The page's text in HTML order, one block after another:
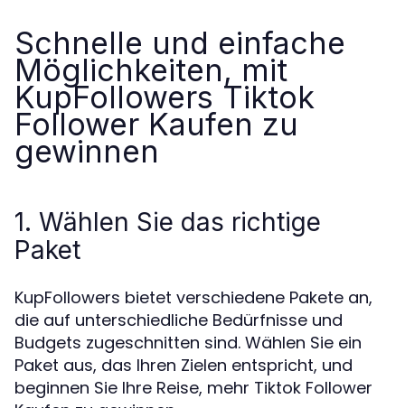
Schnelle und einfache
Möglichkeiten, mit
KupFollowers Tiktok
Follower Kaufen zu
gewinnen
1. Wählen Sie das richtige
Paket
KupFollowers bietet verschiedene Pakete an,
die auf unterschiedliche Bedürfnisse und
Budgets zugeschnitten sind. Wählen Sie ein
Paket aus, das Ihren Zielen entspricht, und
beginnen Sie Ihre Reise, mehr Tiktok Follower